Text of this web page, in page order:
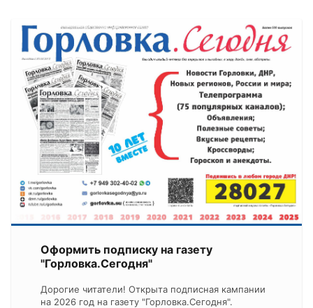
Оформить подписку на газету
"Горловка.Сегодня"
Дорогие читатели! Открыта подписная кампании
на 2026 год на газету "Горловка.Сегодня".